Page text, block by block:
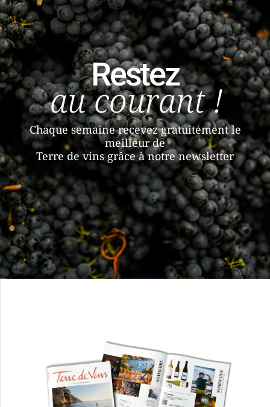
Restez
au courant !
Chaque semaine recevez gratuitement le
meilleur de
Terre de vins grâce à notre newsletter